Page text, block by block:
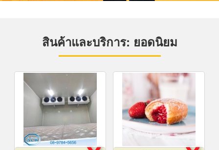
สินค้าและบริการ: ยอดนิยม